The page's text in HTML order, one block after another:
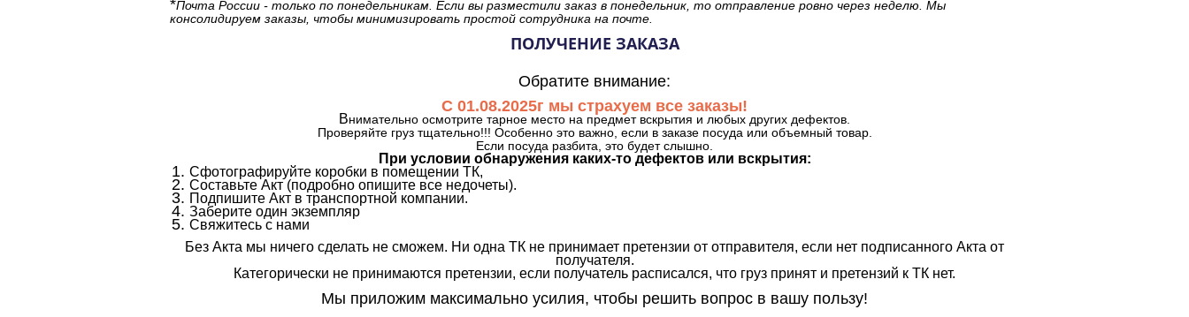
*Почта России - только по понедельникам. Если вы разместили заказ в понедельник, то отправление ровно через неделю. Мы
консолидируем заказы, чтобы минимизировать простой сотрудника на почте.
ПОЛУЧЕНИЕ ЗАКАЗА
Обратите внимание:
С 01.08.2025г мы страхуем все заказы!
Внимательно осмотрите тарное место на предмет вскрытия и любых других дефектов.
Проверяйте груз тщательно!!! Особенно это важно, если в заказе посуда или объемный товар.
Если посуда разбита, это будет слышно.
При условии обнаружения каких-то дефектов или вскрытия:
Сфотографируйте коробки в помещении ТК,
Составьте Акт (подробно опишите все недочеты).
Подпишите Акт в транспортной компании.
Заберите один экземпляр
Свяжитесь с нами
Без Акта мы ничего сделать не сможем. Ни одна ТК не принимает претензии от отправителя, если нет подписанного Акта от
получателя.
Категорически не принимаются претензии, если получатель расписался, что груз принят и претензий к ТК нет.
Мы приложим максимально усилия, чтобы решить вопрос в вашу пользу!